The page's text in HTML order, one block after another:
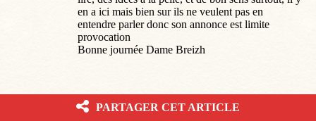
en a ici mais bien sur ils ne veulent pas en
entendre parler donc son annonce est limite
provocation
Bonne journée Dame Breizh
BreizhAtao@MyticGaia
PARTAGER CET ARTICLE